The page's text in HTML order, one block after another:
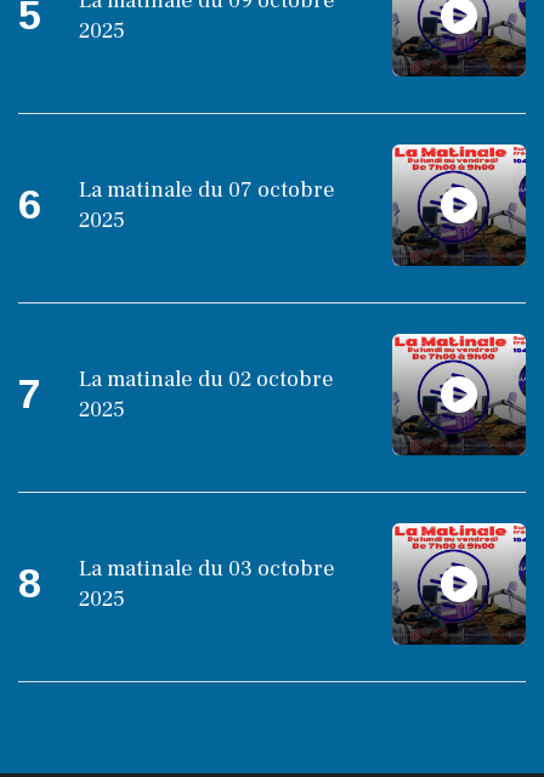
5
2025
6
La matinale du 07 octobre
2025
7
La matinale du 02 octobre
2025
8
La matinale du 03 octobre
2025